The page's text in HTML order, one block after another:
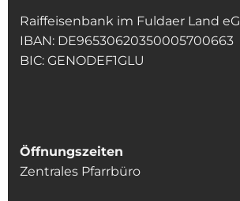
Raiffeisenbank im Fuldaer Land eG
IBAN: DE96530620350005700663
BIC: GENODEF1GLU
Öffnungszeiten
Zentrales Pfarrbüro